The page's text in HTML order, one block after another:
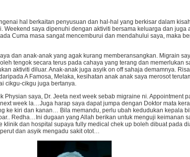
hal berkaitan penyusuan dan hal-hal yang berkisar dalam
Weekend saya dipenuhi dengan aktiviti bersama keluarga dan juga
Cuma masa sangat mencemburui dan mendahului saya, maka
dan anak-anak yang agak kurang memberansangkan. Migrain
tengok secara terus pada cahaya yang terang dan memerlukan
aktiviti diluar. Anak-anak juga asyik on off sahaja demamnya.
A Famosa, Melaka, kesihatan anak anak saya merosot
cikgu-cikgu juga bertanya.
Physian saya, Dr. Jeeta next week sebab migraine ni. Appointment
week la…Juga harap saya dapat jumpa dengan Doktor mata
ke kiri dan kanan… Bila memandu, perlu ubah kedudukan kepala
Redha…Ini dugaan yang Allah berikan untuk menguji keimanan
klinik dan hospital supaya fully medical chek up boleh dibuat pada
dan asyik mengadu sakit otot…